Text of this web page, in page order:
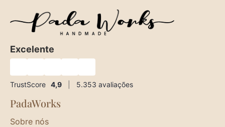
Excelente
TrustScore 4,9 5.353 avaliações
PadaWorks
Sobre nós